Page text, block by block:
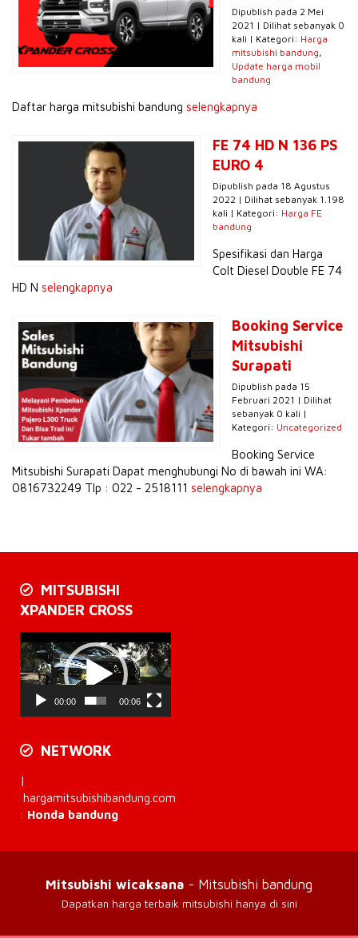
Dipublish pada 2 Mei
2021 | Dilihat sebanyak 0
kali | Kategori: Harga
mitsubishi bandung,
Update harga mobil
bandung
Daftar harga mitsubishi bandung selengkapnya
FE 74 HD N 136 PS
EURO 4
Dipublish pada 18 Agustus
2022 | Dilihat sebanyak 1.198
kali | Kategori: Harga FE
bandung
Spesifikasi dan Harga
Colt Diesel Double FE 74
HD N selengkapnya
Booking Service
Mitsubishi
Surapati
Dipublish pada 15
Februari 2021 | Dilihat
sebanyak 0 kali |
Kategori: Uncategorized
Booking Service
Mitsubishi Surapati Dapat menghubungi No di bawah ini WA:
0816732249 Tlp : 022 - 2518111 selengkapnya
MITSUBISHI
XPANDER CROSS
Pemutar
Video
00:00 00:06
NETWORK
|
hargamitsubishibandung.com
: Honda bandung
Mitsubishi wicaksana - Mitsubishi bandung
Dapatkan harga terbaik mitsubishi hanya di sini